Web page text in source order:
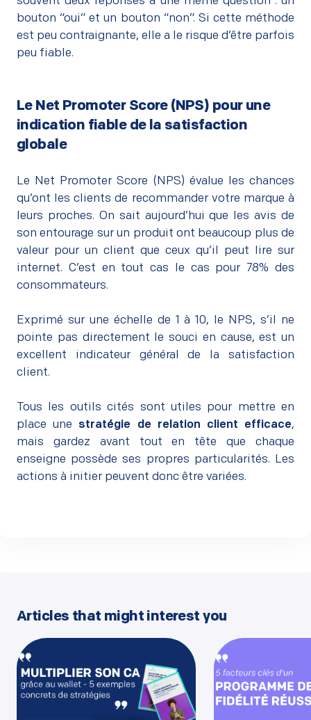
bouton “oui” et un bouton “non”. Si cette méthode
est peu contraignante, elle a le risque d’être parfois
peu fiable.
Le Net Promoter Score (NPS) pour une
indication fiable de la satisfaction
globale
Le Net Promoter Score (NPS) évalue les chances
qu’ont les clients de recommander votre marque à
leurs proches. On sait aujourd’hui que les avis de
son entourage sur un produit ont beaucoup plus de
valeur pour un client que ceux qu’il peut lire sur
internet. C’est en tout cas le cas pour 78% des
consommateurs.
Exprimé sur une échelle de 1 à 10, le NPS, s’il ne
pointe pas directement le souci en cause, est un
excellent indicateur général de la satisfaction
client.
Tous les outils cités sont utiles pour mettre en
place une stratégie de relation client efficace,
mais gardez avant tout en tête que chaque
enseigne possède ses propres particularités. Les
actions à initier peuvent donc être variées.
Articles that might interest you